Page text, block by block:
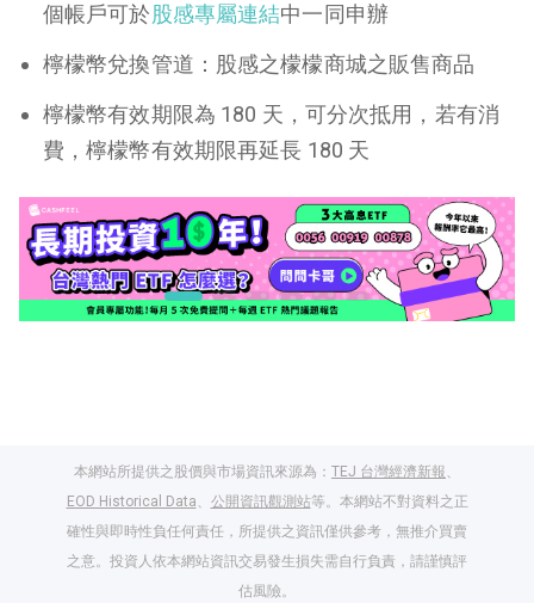
個帳戶可於股感專屬連結中一同申辦
檸檬幣兌換管道：股感之檬檬商城之販售商品
檸檬幣有效期限為 180 天，可分次抵用，若有消
費，檸檬幣有效期限再延長 180 天
本網站所提供之股價與市場資訊來源為： TEJ 台灣經濟新報、
EOD Historical Data、 公開資訊觀測站等。本網站不對資料之正
確性與即時性負任何責任，所提供之資訊僅供參考，無推介買賣
之意。投資人依本網站資訊交易發生損失需自行負責，請謹慎評
估風險。